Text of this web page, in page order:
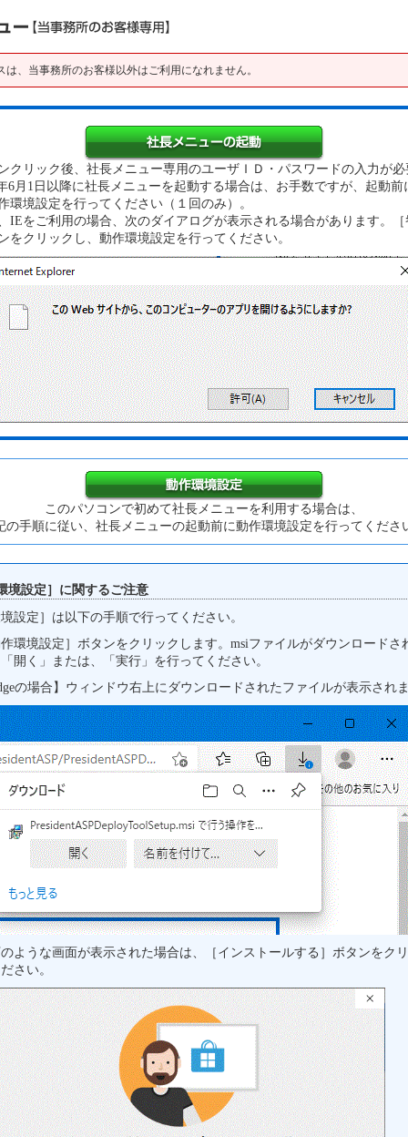
は、当事務所のお客様以外はご利用になれません。
リック後、社長メニュー専用のユーザＩＤ・パスワードの入力が必
6月1日以降に社長メニューを起動する場合は、お手数ですが、起動前
境設定を行ってください（１回のみ）。
をご利用の場合、次のダイアログが表示される場合があります。［
クリックし、動作環境設定を行ってください。
このパソコンで初めて社長メニューを利用する場合は、
の手順に従い、社長メニューの起動前に動作環境設定を行ってくださ
境設定］に関するご注意
設定］は以下の手順で行ってください。
環境設定］ボタンをクリックします。msiファイルがダウンロードさ
開く」または、「実行」を行ってください。
の場合】ウィンドウ右上にダウンロードされたファイルが表示され
ような画面が表示された場合は、［インストールする］ボタンをク
さい。